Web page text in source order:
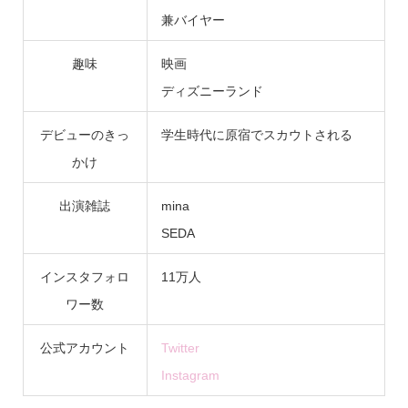
兼バイヤー
趣味
映画
ディズニーランド
デビューのきっ
かけ
学生時代に原宿でスカウトされる
出演雑誌
mina
SEDA
インスタフォロ
ワー数
11万人
公式アカウント
Twitter
Instagram